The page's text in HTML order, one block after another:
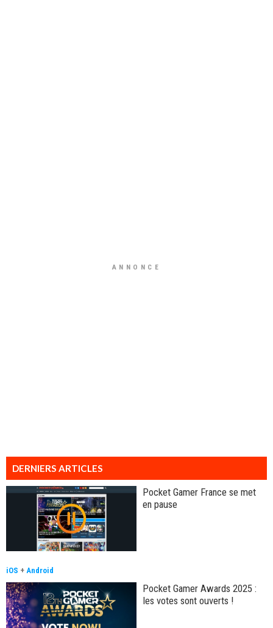
ANNONCE
DERNIERS ARTICLES
Pocket Gamer France se met
en pause
iOS + Android
Pocket Gamer Awards 2025 :
les votes sont ouverts !